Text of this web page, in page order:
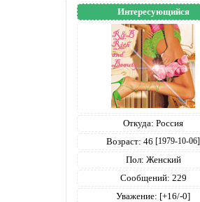
Интересующийся
Откуда: Россия
Возраст: 46 [1979-10-06]
Пол: Женский
Сообщений: 229
Уважение: [+16/-0]